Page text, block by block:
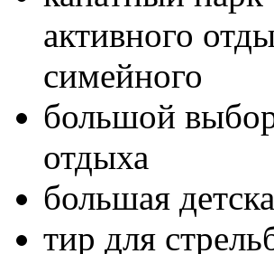
активного
симейного
большой
отдыха
большая
тир для